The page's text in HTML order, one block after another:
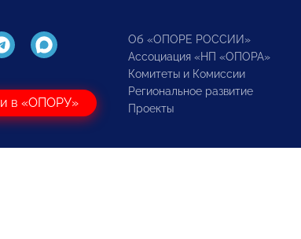
в «ОПОРУ»
Об «ОПОРЕ РОССИИ»
Ассоциация «НП «ОПОРА»
Комитеты и Комиссии
Региональное развитие
Проекты